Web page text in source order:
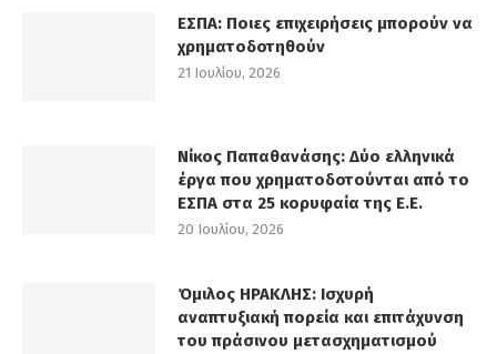
ΕΣΠΑ: Ποιες επιχειρήσεις μπορούν να
χρηματοδοτηθούν
21 Ιουλίου, 2026
Νίκος Παπαθανάσης: Δύο ελληνικά
έργα που χρηματοδοτούνται από το
ΕΣΠΑ στα 25 κορυφαία της Ε.Ε.
20 Ιουλίου, 2026
Όμιλος ΗΡΑΚΛΗΣ: Ισχυρή
αναπτυξιακή πορεία και επιτάχυνση
του πράσινου μετασχηματισμού